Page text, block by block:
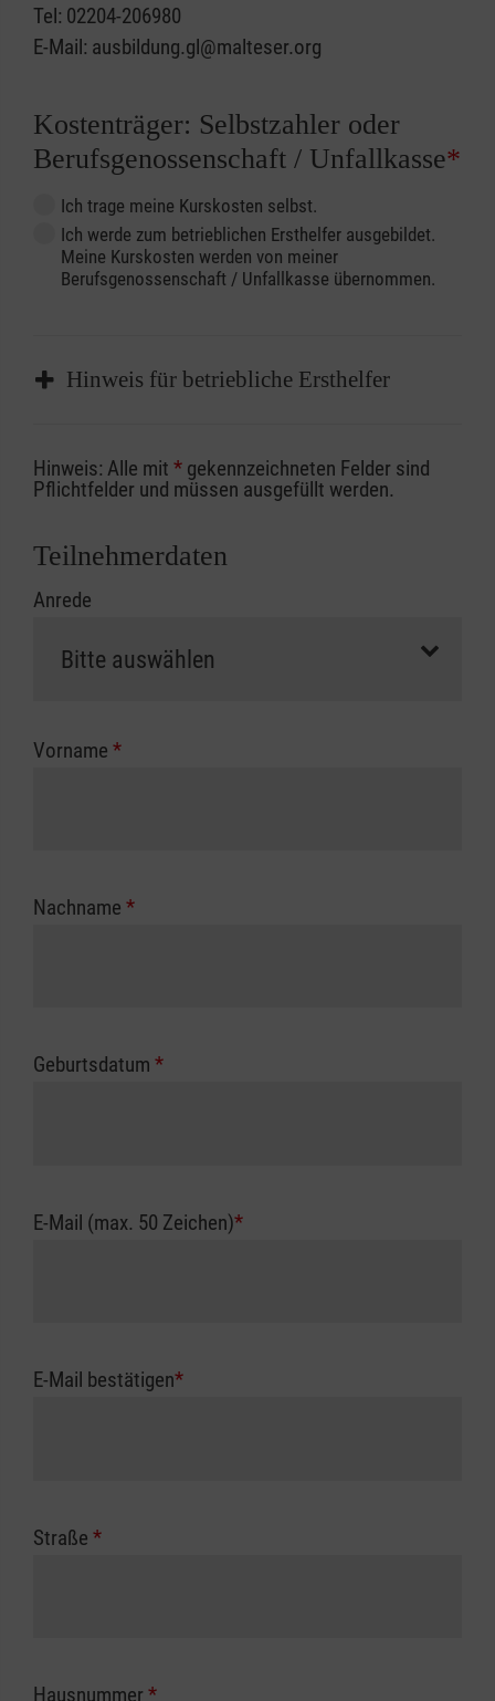
Tel: 02204-206980
E-Mail: ausbildung.gl@malteser.org
Kostenträger: Selbstzahler oder
Berufsgenossenschaft / Unfallkasse*
Ich trage meine Kurskosten selbst.
Ich werde zum betrieblichen Ersthelfer ausgebildet.
Meine Kurskosten werden von meiner
Berufsgenossenschaft / Unfallkasse übernommen.
Hinweis für betriebliche Ersthelfer
Sofern Sie ein Kostenübernahmeverfahren
Ihrer Berufsgenossenschaft / Unfallkasse
Abrechnungsunterlagen spätestens zu
erfolgt eine Abrechnung der vollen Kursgebühr
Die notwendigen Formulare für die
zuständigen Berufsgenossenschaft oder
Hinweis: Alle mit * gekennzeichneten Felder sind
Pflichtfelder und müssen ausgefüllt werden.
Teilnehmerdaten
Anrede
Vorname *
Nachname *
Geburtsdatum *
E-Mail (max. 50 Zeichen)*
E-Mail bestätigen*
Straße *
Hausnummer *